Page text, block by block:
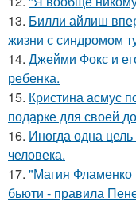
13. Билли айлиш
жизни с синдромом
14. Джейми Фокс и
ребенка.
15. Кристина асмус
подарке для своей
16. Иногда одна
человека.
17. "Магия
бьюти - правила